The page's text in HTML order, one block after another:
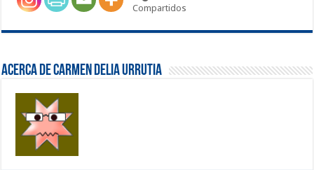
Compartidos
Acerca de Carmen Delia Urrutia